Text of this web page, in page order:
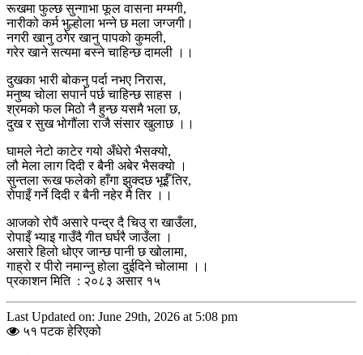
रूखमा फुल्छ सुन्गाभा फूल वासना मग्मगी,
नारीको कर्म भुल्होला भन्ने छ मला जग्जगी।
नगरी खानु ठगेर खानु पापको कुमली,
गरेर खाने सत्यमा बस्ने चाहिन्छ दामली ।।
दुखका भारी बोकनु पर्दा नभए निरास,
मनुष्य चोला सपार्न पर्छ चाहिन्छ साहस ।
श्रमको फल मिठो नै हुन्छ यसमै भला छ,
दुख र सुख भोगौंला राजै संसार खुलाछ ।।
घामले नेटो काटेर गयो अँधेरो भैसक्यो,
लौ मेला लाग दिदी र बैनी अबेर भैसक्यो ।
सुन्तला रूख फलेको हाँगा झुक्दछ भूईँ तिर,
रोपाइँ गर्ने दिदी र बैनी नहेर मै तिर ।।
आजको रोपैं असारे पन्द्र दै चिउ् रा खाउँला,
रोपाइँ भ्याइ गाउँदै गीत घर्घरै जाउँला ।
असारे हिलो धोएर जान्छ पानी छ खोलामा,
गाह्रो र पीरो नमान्नु होला दुईदिने चोलामा ।।
प्रकाशन मिति : २०८३ असार १५
Last Updated on: June 29th, 2026 at 5:08 pm
५१ पटक हेरिएको